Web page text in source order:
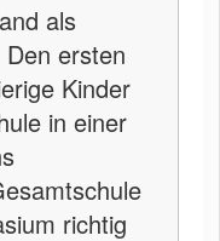
als
ersten
Kinder
in einer
richtig